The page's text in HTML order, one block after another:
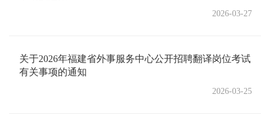
2026-03-27
关于2026年福建省外事服务中心公开招聘翻译岗位考试
有关事项的通知
2026-03-25